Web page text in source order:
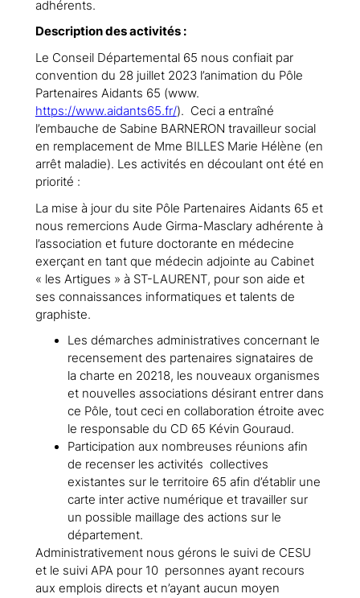
adhérents.
Description des activités :
Le Conseil Départemental 65 nous confiait par
convention du 28 juillet 2023 l’animation du Pôle
Partenaires Aidants 65 (www.
https://www.aidants65.fr/). Ceci a entraîné
l’embauche de Sabine BARNERON travailleur social
en remplacement de Mme BILLES Marie Hélène (en
arrêt maladie). Les activités en découlant ont été en
priorité :
La mise à jour du site Pôle Partenaires Aidants 65 et
nous remercions Aude Girma-Masclary adhérente à
l’association et future doctorante en médecine
exerçant en tant que médecin adjointe au Cabinet
« les Artigues » à ST-LAURENT, pour son aide et
ses connaissances informatiques et talents de
graphiste.
Les démarches administratives concernant le
recensement des partenaires signataires de
la charte en 20218, les nouveaux organismes
et nouvelles associations désirant entrer dans
ce Pôle, tout ceci en collaboration étroite avec
le responsable du CD 65 Kévin Gouraud.
Participation aux nombreuses réunions afin
de recenser les activités collectives
existantes sur le territoire 65 afin d’établir une
carte inter active numérique et travailler sur
un possible maillage des actions sur le
département.
Administrativement nous gérons le suivi de CESU
et le suivi APA pour 10 personnes ayant recours
aux emplois directs et n’ayant aucun moyen